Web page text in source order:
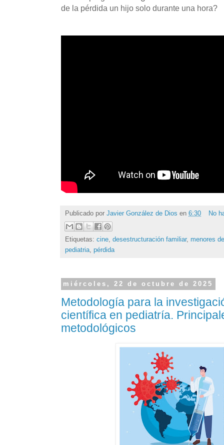
de la pérdida un hijo solo durante una hora?
Publicado por Javier González de Dios en 6:30 No
Etiquetas: cine desestructuración familiar, menores
pediatria pérdida
miércoles, 22 de octubre de 2025
Metodología para la
científica en pediatría.
metodológicos